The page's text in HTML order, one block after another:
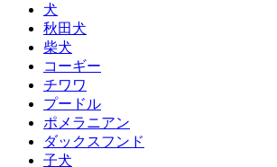
犬
秋田犬
柴犬
コーギー
チワワ
プードル
ポメラニアン
ダックスフンド
子犬